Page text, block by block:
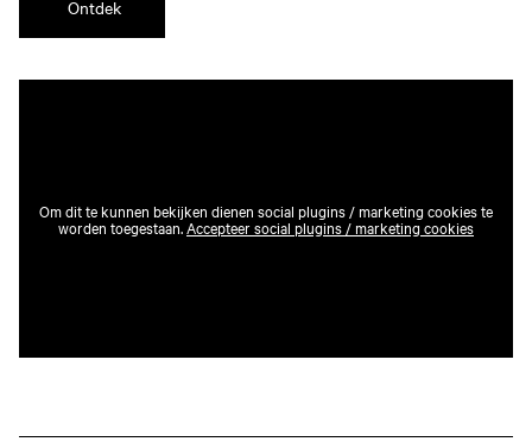
Ontdek
Om dit te kunnen bekijken dienen social plugins / marketing cookies te
worden toegestaan.Accepteer social plugins / marketing cookies